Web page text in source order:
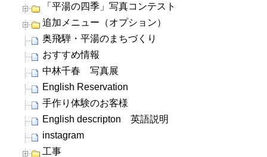
「平湯の四季」写真コンテスト
追加メニュー（オプション）
奥飛騨・平湯のまちづくり
おすすめ情報
中林千春 写真展
English Reservation
手作り体験のお客様
English descripton 英語説明
instagram
工事